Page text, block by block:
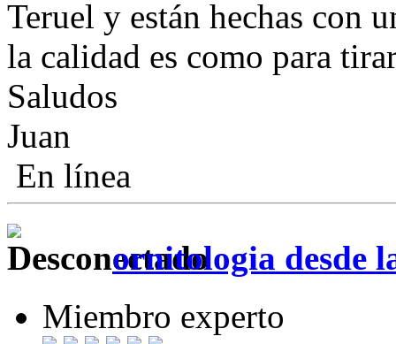
Teruel y están hechas con
la calidad es como para
Saludos
Juan
En línea
ornitologia desde
Miembro experto